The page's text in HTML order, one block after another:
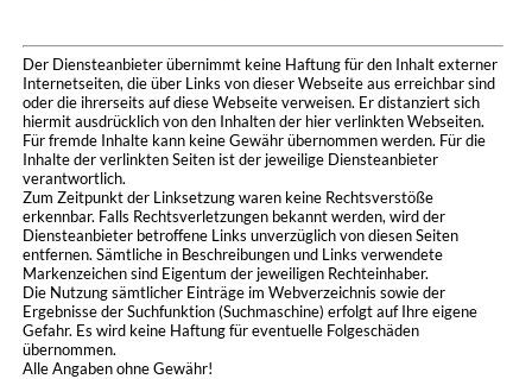
Der Diensteanbieter übernimmt keine Haftung für den Inhalt externer
Internetseiten, die über Links von dieser Webseite aus erreichbar sind
oder die ihrerseits auf diese Webseite verweisen. Er distanziert sich
hiermit ausdrücklich von den Inhalten der hier verlinkten Webseiten.
Für fremde Inhalte kann keine Gewähr übernommen werden. Für die
Inhalte der verlinkten Seiten ist der jeweilige Diensteanbieter
verantwortlich.
Zum Zeitpunkt der Linksetzung waren keine Rechtsverstöße
erkennbar. Falls Rechtsverletzungen bekannt werden, wird der
Diensteanbieter betroffene Links unverzüglich von diesen Seiten
entfernen. Sämtliche in Beschreibungen und Links verwendete
Markenzeichen sind Eigentum der jeweiligen Rechteinhaber.
Die Nutzung sämtlicher Einträge im Webverzeichnis sowie der
Ergebnisse der Suchfunktion (Suchmaschine) erfolgt auf Ihre eigene
Gefahr. Es wird keine Haftung für eventuelle Folgeschäden
übernommen.
Alle Angaben ohne Gewähr!